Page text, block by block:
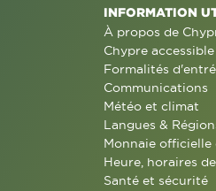
INFORMATION
À propos de
Chypre accessible
Formalités
Communications
Météo et climat
Langues &
Monnaie officielle
Heure, horaires
Santé et sécurité